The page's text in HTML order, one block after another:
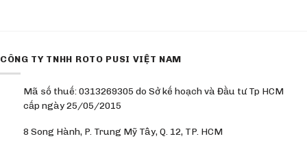
CÔNG TY TNHH ROTO PUSI VIỆT NAM
Mã số thuế: 0313269305 do Sở kế hoạch và Đầu tư Tp HCM
cấp ngày 25/05/2015
8 Song Hành, P. Trung Mỹ Tây, Q. 12, TP. HCM